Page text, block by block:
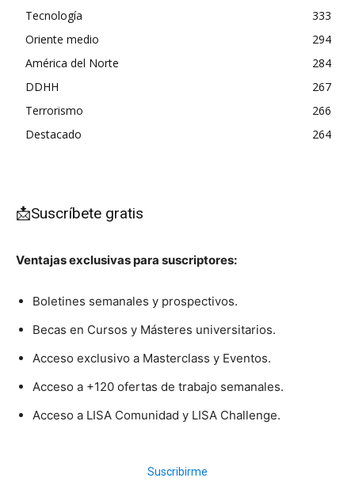
Tecnología
333
Oriente medio
294
América del Norte
284
DDHH
267
Terrorismo
266
Destacado
264
📩Suscríbete gratis
Ventajas exclusivas para suscriptores:
Boletines semanales y prospectivos.
Becas en Cursos y Másteres universitarios.
Acceso exclusivo a Masterclass y Eventos.
Acceso a +120 ofertas de trabajo semanales.
Acceso a LISA Comunidad y LISA Challenge.
Suscribirme